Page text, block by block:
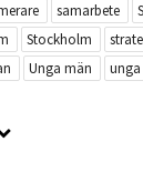
samarbete
Stockholm
Unga män